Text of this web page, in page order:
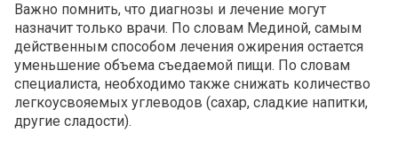
Важно помнить, что диагнозы и лечение могут
назначит только врачи. По словам Мединой, самым
действенным способом лечения ожирения остается
уменьшение объема съедаемой пищи. По словам
специалиста, необходимо также снижать количество
легкоусвояемых углеводов (сахар, сладкие напитки,
другие сладости).